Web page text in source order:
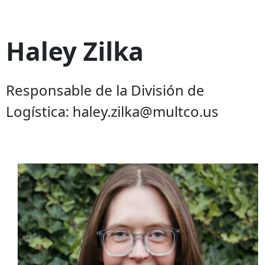
Haley Zilka
Responsable de la División de
Logística: haley.zilka@multco.us